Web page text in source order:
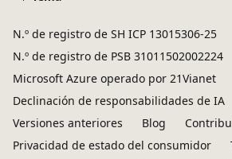
N.º de registro de SH ICP 13015306-25
N.º de registro de PSB 31011502002224
Microsoft Azure operado por 21Vianet
Declinación de responsabilidades de IA
Versiones anteriores
Blog
Privacidad de estado del consumidor